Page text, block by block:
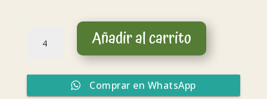
y
champiñones
Añadir al carrito
Comprar en WhatsApp